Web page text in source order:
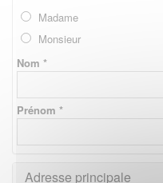
Madame
Monsieur
Nom *
Prénom *
Adresse principale